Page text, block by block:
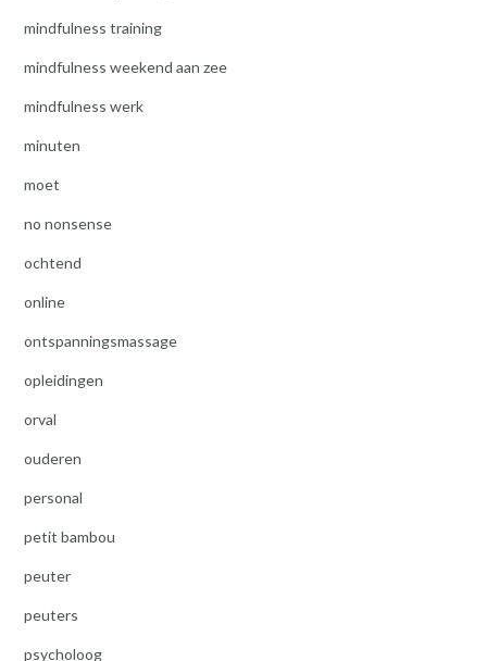
mindfulness training
mindfulness weekend aan zee
mindfulness werk
minuten
moet
no nonsense
ochtend
online
ontspanningsmassage
opleidingen
orval
ouderen
personal
petit bambou
peuter
peuters
psycholoog